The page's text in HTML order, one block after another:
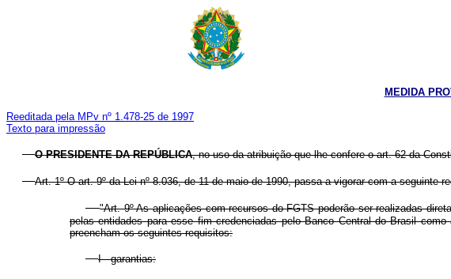
MEDIDA
Reeditada pela MPv nº 1.478-25 de 1997
Texto para impressão
O PRESIDENTE DA REPÚBLICA, no uso da atribuição que lhe confere o art. 62 da
Art. 1º O art. 9º da Lei nº 8.036, de 11 de maio de 1990, passa a vigorar com a seguinte
"Art. 9º As aplicações com recursos do FGTS poderão ser realizadas
pelas entidades para esse fim credenciadas pelo Banco Central do Brasil
preencham os seguintes requisitos:
I - garantias: